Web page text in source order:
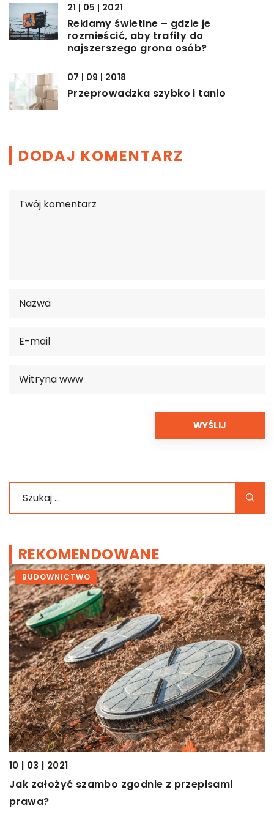
21 | 05 | 2021
Reklamy świetlne – gdzie je
rozmieścić, aby trafiły do
najszerszego grona osób?
07 | 09 | 2018
Przeprowadzka szybko i tanio
DODAJ KOMENTARZ
REKOMENDOWANE
BUDOWNICTWO
10 | 03 | 2021
Jak założyć szambo zgodnie z przepisami
prawa?